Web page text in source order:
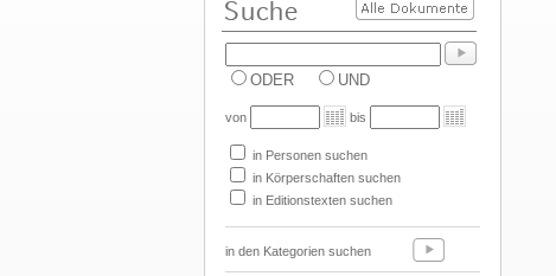
ODER UND
von bis
in Personen suchen
in Körperschaften suchen
in Editionstexten suchen
in den Kategorien suchen